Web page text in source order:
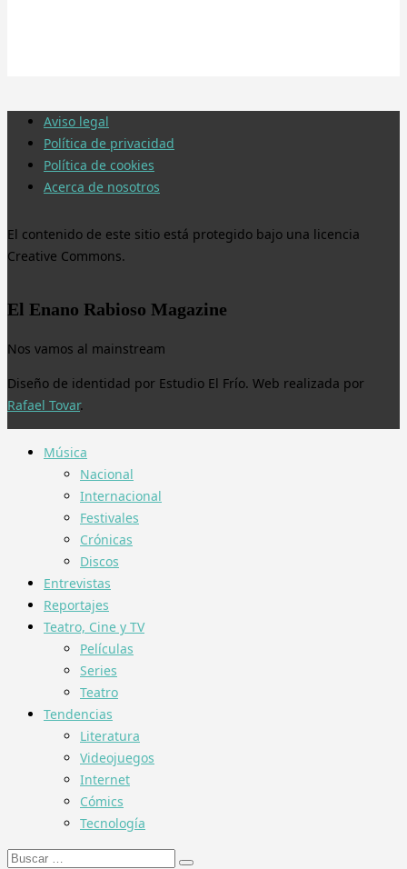
Aviso legal
Política de privacidad
Política de cookies
Acerca de nosotros
El contenido de este sitio está protegido bajo una licencia
Creative Commons.
El Enano Rabioso Magazine
Nos vamos al mainstream
Diseño de identidad por Estudio El Frío. Web realizada por
Rafael Tovar.
Música
Nacional
Internacional
Festivales
Crónicas
Discos
Entrevistas
Reportajes
Teatro, Cine y TV
Películas
Series
Teatro
Tendencias
Literatura
Videojuegos
Internet
Cómics
Tecnología
Buscar: